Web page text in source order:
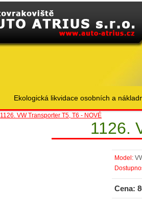
Ekologická likvidace osobních a
1126. VW Transporter T5, T6 - NOVÉ
1126.
Model:
Cena: